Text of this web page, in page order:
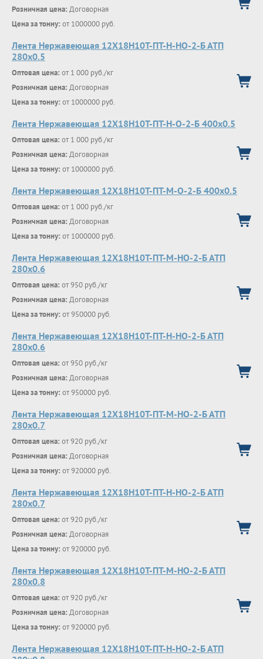
Розничная цена: Договорная
Цена за тонну: от 1000000 руб.
Лента Нержавеющая 12Х18Н10Т-ПТ-Н-НО-2-Б АТП
280х0.5
Оптовая цена: от 1 000 руб./кг
Розничная цена: Договорная
Цена за тонну: от 1000000 руб.
Лента Нержавеющая 12Х18Н10Т-ПТ-Н-О-2-Б 400х0.5
Оптовая цена: от 1 000 руб./кг
Розничная цена: Договорная
Цена за тонну: от 1000000 руб.
Лента Нержавеющая 12Х18Н10Т-ПТ-М-О-2-Б 400х0.5
Оптовая цена: от 1 000 руб./кг
Розничная цена: Договорная
Цена за тонну: от 1000000 руб.
Лента Нержавеющая 12Х18Н10Т-ПТ-М-НО-2-Б АТП
280х0.6
Оптовая цена: от 950 руб./кг
Розничная цена: Договорная
Цена за тонну: от 950000 руб.
Лента Нержавеющая 12Х18Н10Т-ПТ-Н-НО-2-Б АТП
280х0.6
Оптовая цена: от 950 руб./кг
Розничная цена: Договорная
Цена за тонну: от 950000 руб.
Лента Нержавеющая 12Х18Н10Т-ПТ-М-НО-2-Б АТП
280х0.7
Оптовая цена: от 920 руб./кг
Розничная цена: Договорная
Цена за тонну: от 920000 руб.
Лента Нержавеющая 12Х18Н10Т-ПТ-Н-НО-2-Б АТП
280х0.7
Оптовая цена: от 920 руб./кг
Розничная цена: Договорная
Цена за тонну: от 920000 руб.
Лента Нержавеющая 12Х18Н10Т-ПТ-М-НО-2-Б АТП
280х0.8
Оптовая цена: от 920 руб./кг
Розничная цена: Договорная
Цена за тонну: от 920000 руб.
Лента Нержавеющая 12Х18Н10Т-ПТ-Н-НО-2-Б АТП